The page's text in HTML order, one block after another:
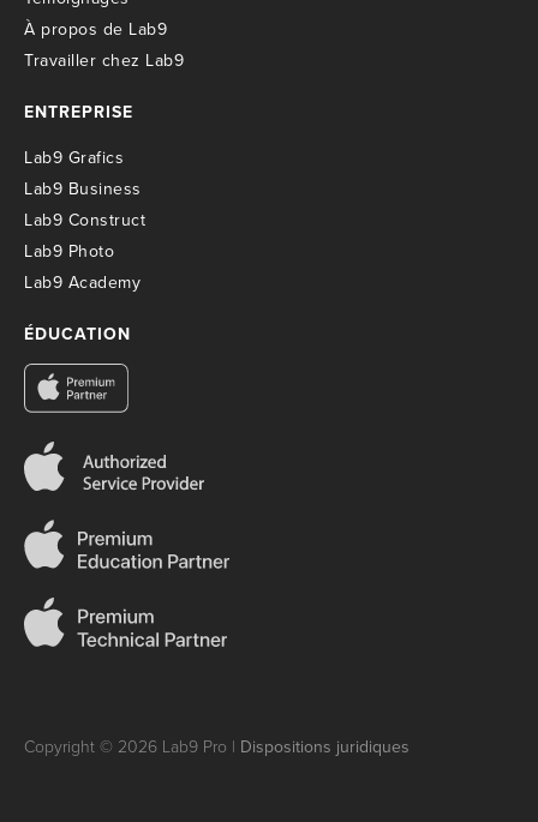
À propos de Lab9
Travailler chez Lab9
ENTREPRISE
Lab9 Grafics
Lab9 Business
Lab9 Construct
Lab9 Photo
Lab9 Academy
ÉDUCATION
Copyright © 2026 Lab9 Pro | Dispositions juridiques